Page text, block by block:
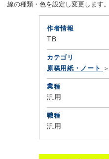
線の種類・色を設定し変更します。
作者情報
TB
カテゴリ
原稿用紙・ノート
業種
汎用
職種
汎用